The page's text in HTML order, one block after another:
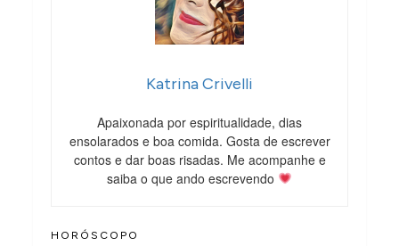
Katrina Crivelli
Apaixonada por espiritualidade, dias
ensolarados e boa comida. Gosta de escrever
contos e dar boas risadas. Me acompanhe e
saiba o que ando escrevendo
HORÓSCOPO